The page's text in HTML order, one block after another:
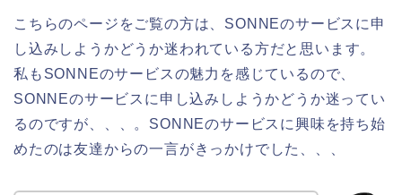
こちらのページをご覧の方は、SONNEのサービスに申
し込みしようかどうか迷われている方だと思います。
私もSONNEのサービスの魅力を感じているので、
SONNEのサービスに申し込みしようかどうか迷ってい
るのですが、、、。SONNEのサービスに興味を持ち始
めたのは友達からの一言がきっかけでした、、、